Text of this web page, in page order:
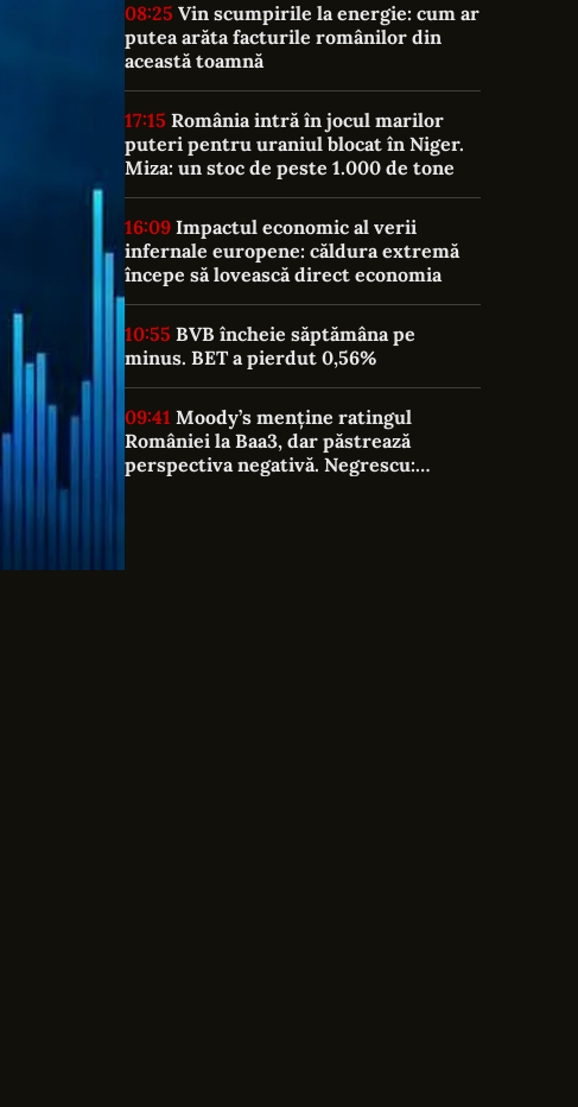
08:25
putea arăta facturile românilor din
această toamnă
17:15
puteri pentru uraniul blocat în Niger.
Miza: un stoc de peste 1.000 de tone
16:09
infernale europene: căldura extremă
începe să lovească direct economia
10:55
minus. BET a pierdut 0,56%
09:41
României la Baa3, dar păstrează
perspectiva negativă. Negrescu: